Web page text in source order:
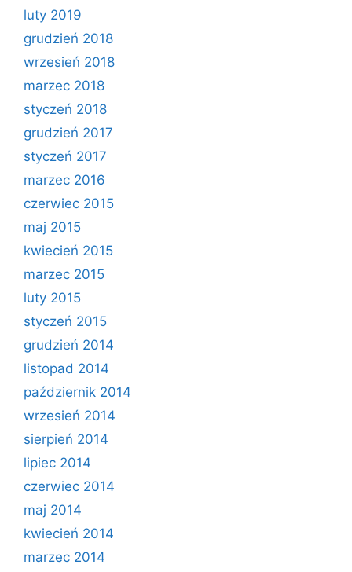
luty 2019
grudzień 2018
wrzesień 2018
marzec 2018
styczeń 2018
grudzień 2017
styczeń 2017
marzec 2016
czerwiec 2015
maj 2015
kwiecień 2015
marzec 2015
luty 2015
styczeń 2015
grudzień 2014
listopad 2014
październik 2014
wrzesień 2014
sierpień 2014
lipiec 2014
czerwiec 2014
maj 2014
kwiecień 2014
marzec 2014